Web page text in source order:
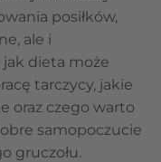
posiłków,
ale i
jak dieta może
tarczycy, jakie
oraz czego warto
samopoczucie
gruczołu.